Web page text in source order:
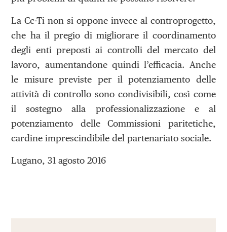
La Cc-Ti non si oppone invece al controprogetto,
che ha il pregio di migliorare il coordinamento
degli enti preposti ai controlli del mercato del
lavoro, aumentandone quindi l’efficacia. Anche
le misure previste per il potenziamento delle
attività di controllo sono condivisibili, così come
il sostegno alla professionalizzazione e al
potenziamento delle Commissioni paritetiche,
cardine imprescindibile del partenariato sociale.
Lugano, 31 agosto 2016